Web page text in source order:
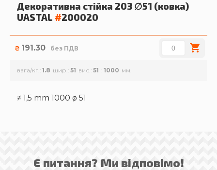
Декоративна стійка 203 ∅51 (ковка)
UASTAL #200020
₴ 191.30 без ПДВ
вага/кг. 1.8 шир. 51 вис. 51 1000
≠ 1,5 mm 1000 ø 51
Є питання? Ми відповімо!